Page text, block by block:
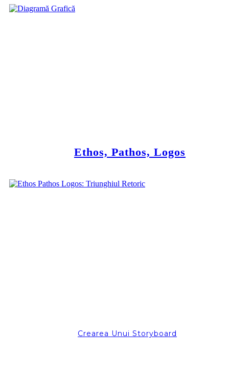
Ethos, Pathos, Logos
Crearea Unui Storyboard